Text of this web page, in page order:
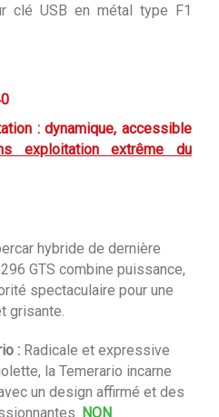
clé USB en métal type F1
: dynamique, accessible
exploitation extrême du
hybride de dernière
GTS combine puissance,
spectaculaire pour une
grisante.
: Radicale et expressive
la Temerario incarne
un design affirmé et des
NON